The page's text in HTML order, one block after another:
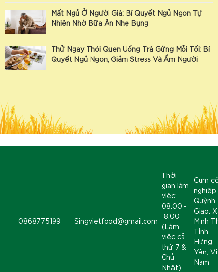
Mất Ngủ Ở Người Già: Bí Quyết Ngủ Ngon Tự
Nhiên Nhờ Bữa Ăn Nhẹ Bụng
Thử Ngay Thói Quen Uống Trà Gừng Mỗi Tối: Bí
Quyết Ngủ Ngon, Giảm Stress Và Ấm Người
0868775199 Singvietfood@gmail.com
Thời
gian làm
việc:
08:00 -
18:00
(Làm
việc cả
thứ 7 &
Chủ
Nhật)
Cụm
nghiệp
Quỳnh
Giao,
Minh
Tỉnh
Hưng
Yên,
Nam